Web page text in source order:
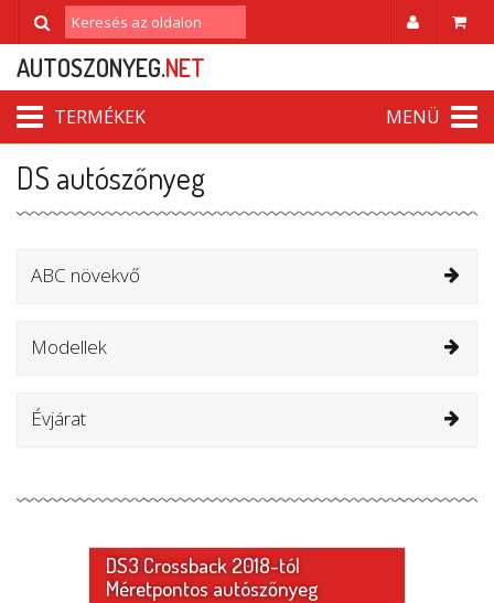
AUTOSZONYEG.NET
TERMÉKEK MENÜ
DS autószőnyeg
ABC növekvő
Modellek
Évjárat
DS3 Crossback 2018-tól
Méretpontos autószőnyeg